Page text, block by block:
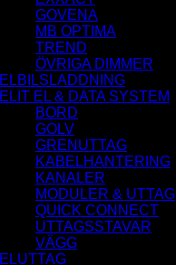
GOVENA
MB OPTIMA
TREND
ÖVRIGA DIMMER
ELBILSLADDNING
ELIT EL & DATA SYSTEM
BORD
GOLV
GRENUTTAG
KABELHANTERING
KANALER
MODULER & UTTAG
QUICK CONNECT
UTTAGSSTAVAR
VÄGG
ELUTTAG